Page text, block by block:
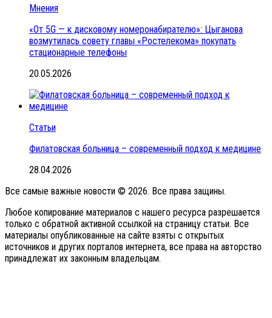
Мнения
«От 5G — к дисковому номеронабирателю»: Цыганова
возмутилась совету главы «Ростелекома» покупать
стационарные телефоны
20.05.2026
Статьи
Филатовская больница – современный подход к медицине
28.04.2026
Все самые важные новости © 2026. Все права защины.
Любое копирование материалов с нашего ресурса разрешается
только с обратной активной ссылкой на страницу статьи. Все
материалы опубликованные на сайте взяты с открытых
источников и других порталов интернета, все права на авторство
принадлежат их законным владельцам.